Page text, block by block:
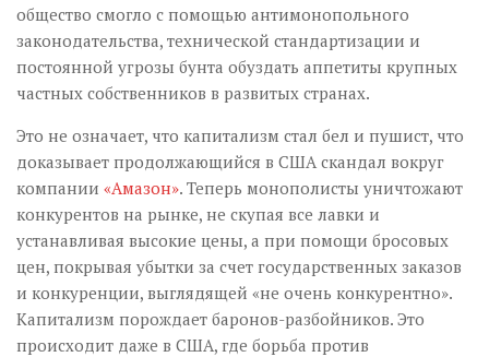
общество смогло с помощью антимонопольного
законодательства, технической стандартизации и
постоянной угрозы бунта обуздать аппетиты крупных
частных собственников в развитых странах.
Это не означает, что капитализм стал бел и пушист, что
доказывает продолжающийся в США скандал вокруг
компании «Амазон». Теперь монополисты уничтожают
конкурентов на рынке, не скупая все лавки и
устанавливая высокие цены, а при помощи бросовых
цен, покрывая убытки за счет государственных заказов
и конкуренции, выглядящей «не очень конкурентно».
Капитализм порождает баронов-разбойников. Это
происходит даже в США, где борьба против